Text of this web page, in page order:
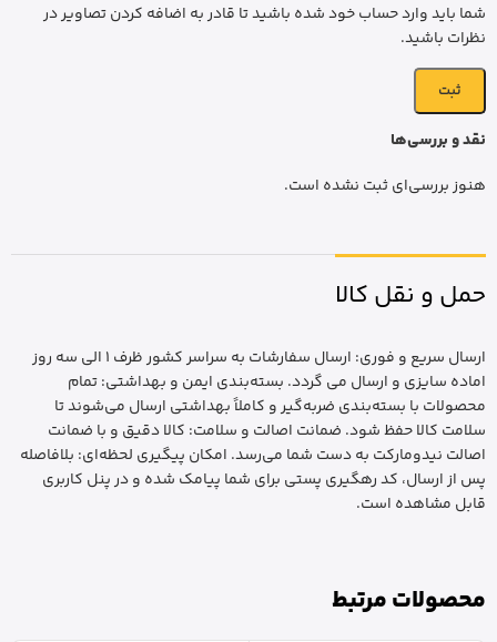
نقد و بررسی‌ها
هنوز بررسی‌ای ثبت نشده است.
شما باید وارد حساب خود شده باشید تا قادر به اضافه کردن تصاویر در
نظرات باشید.
حمل و نقل کالا
ارسال سریع و فوری: ارسال سفارشات به سراسر کشور ظرف 1 الی سه روز
اماده سایزی و ارسال می گردد. بسته‌بندی ایمن و بهداشتی: تمام
محصولات با بسته‌بندی ضربه‌گیر و کاملاً بهداشتی ارسال می‌شوند تا
سلامت کالا حفظ شود. ضمانت اصالت و سلامت: کالا دقیق و با ضمانت
اصالت نیدومارکت به دست شما می‌رسد. امکان پیگیری لحظه‌ای: بلافاصله
پس از ارسال، کد رهگیری پستی برای شما پیامک شده و در پنل کاربری
قابل مشاهده است.
محصولات مرتبط